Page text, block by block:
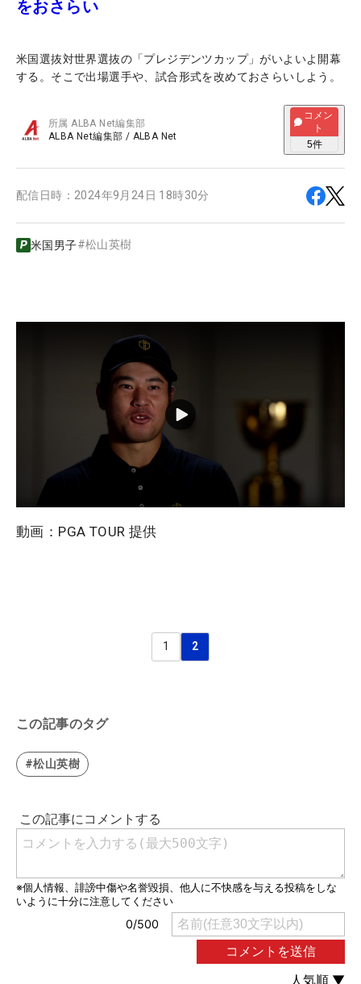
をおさらい
米国選抜対世界選抜の「プレジデンツカップ」がいよいよ開幕
する。そこで出場選手や、試合形式を改めておさらいしよう。
所属ALBA Net編集部
ALBA Net編集部 / ALBA Net
コメン
ト
5件
配信日時： 2024年9月24日 18時30分
米国男子#松山英樹
動画：PGA TOUR 提供
1 2
この記事のタグ
#松山英樹